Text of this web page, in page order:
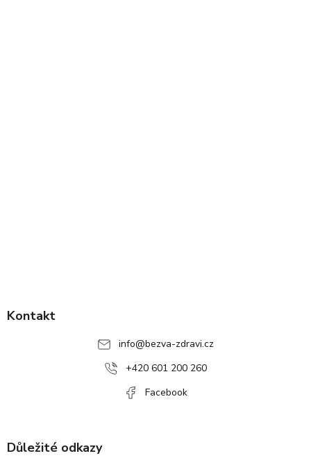
Kontakt
info@bezva-zdravi.cz
+420 601 200 260
Facebook
Důležité odkazy